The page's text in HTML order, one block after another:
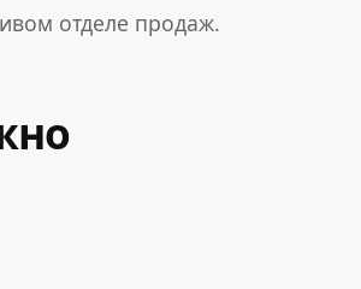
отделе продаж.